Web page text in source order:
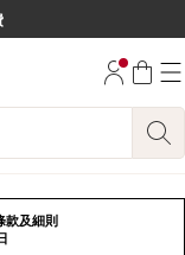
及細則